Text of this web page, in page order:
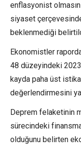
enflasyonist
siyaset
beklenmediği
Ekonomistler
48 düzeyindeki
kayda paha üst
değerlendirmesini
Deprem felaketinin
sürecindeki
olduğunu belirten